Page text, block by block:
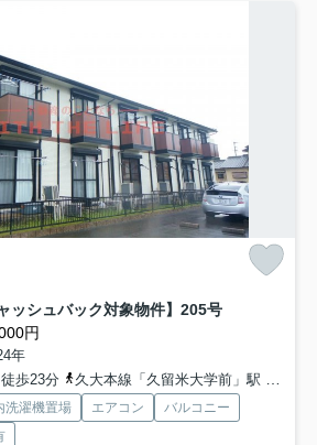
ッシュバック対象物件】 205号
円
年
歩23分
久大本線「久留米大学前」駅 徒歩30分
洗濯機置場 エアコン
バルコニー